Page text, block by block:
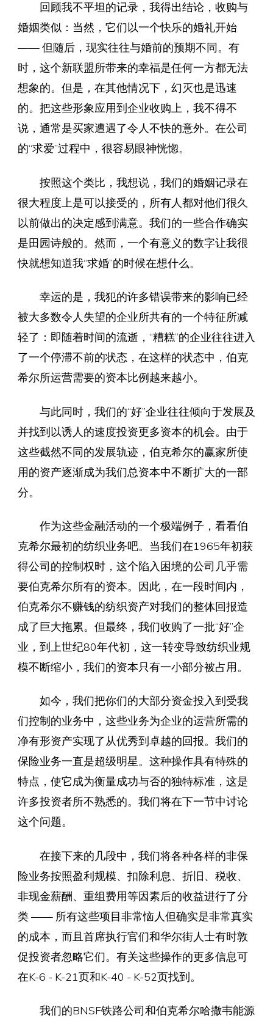
回顾我不平坦的记录，我得出结论，收购与
婚姻类似：当然，它们以一个快乐的婚礼开始
—— 但随后，现实往往与婚前的预期不同。有
时，这个新联盟所带来的幸福是任何一方都无法
想象的。但是，在其他情况下，幻灭也是迅速
的。把这些形象应用到企业收购上，我不得不
说，通常是买家遭遇了令人不快的意外。在公司
的“求爱”过程中，很容易眼神恍惚。
按照这个类比，我想说，我们的婚姻记录在
很大程度上是可以接受的，所有人都对他们很久
以前做出的决定感到满意。我们的一些合作确实
是田园诗般的。然而，一个有意义的数字让我很
快就想知道我“求婚”的时候在想什么。
幸运的是，我犯的许多错误带来的影响已经
被大多数令人失望的企业所共有的一个特征所减
轻了：即随着时间的流逝，“糟糕”的企业往往进入
了一个停滞不前的状态，在这样的状态中，伯克
希尔所运营需要的资本比例越来越小。
与此同时，我们的“好”企业往往倾向于发展及
并找到以诱人的速度投资更多资本的机会。由于
这些截然不同的发展轨迹，伯克希尔的赢家所使
用的资产逐渐成为我们总资本中不断扩大的一部
分。
作为这些金融活动的一个极端例子，看看伯
克希尔最初的纺织业务吧。当我们在1965年初获
得公司的控制权时，这个陷入困境的公司几乎需
要伯克希尔所有的资本。因此，在一段时间内，
伯克希尔不赚钱的纺织资产对我们的整体回报造
成了巨大拖累。但最终，我们收购了一批“好”企
业，到上世纪80年代初，这一转变导致纺织业规
模不断缩小，我们的资本只有一小部分被占用。
如今，我们把你们的大部分资金投入到受我
们控制的业务中，这些业务为企业的运营所需的
净有形资产实现了从优秀到卓越的回报。我们的
保险业务一直是超级明星。这种操作具有特殊的
特点，使它成为衡量成功与否的独特标准，这是
许多投资者所不熟悉的。我们将在下一节中讨论
这个问题。
在接下来的几段中，我们将各种各样的非保
险业务按照盈利规模、扣除利息、折旧、税收、
非现金薪酬、重组费用等因素后的收益进行了分
类 —— 所有这些项目非常恼人但确实是非常真实
的成本，而且首席执行官们和华尔街人士有时敦
促投资者忽略它们。有关这些操作的更多信息可
在K-6 - K-21页和K-40 - K-52页找到。
我们的BNSF铁路公司和伯克希尔哈撒韦能源